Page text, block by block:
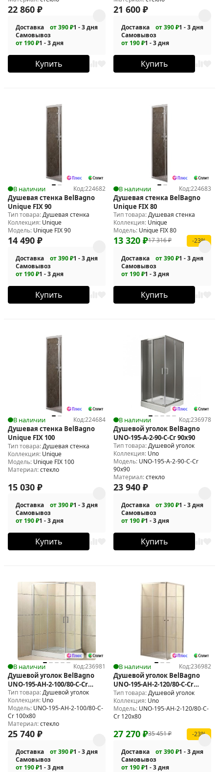
22 860 ₽
Доставка от 390 ₽1 - 3 дня
Самовывоз
от 190 ₽1 - 3 дня
Купить
21 600 ₽
Доставка от 390 ₽1 - 3 дня
Самовывоз
от 190 ₽1 - 3 дня
Купить
В наличии Код:224682
Душевая стенка BelBagno
Unique FIX 90
Тип товара:Душевая стенка
Коллекция: Unique
Модель: Unique FIX 90
14 490 ₽
Доставка от 390 ₽1 - 3 дня
Самовывоз
от 190 ₽1 - 3 дня
Купить
В наличии Код:224683
Душевая стенка BelBagno
Unique FIX 80
Тип товара:Душевая стенка
Коллекция: Unique
Модель: Unique FIX 80
17 316₽
13 320 ₽ -23%
Доставка от 390 ₽1 - 3 дня
Самовывоз
от 190 ₽1 - 3 дня
Купить
В наличии Код:224684
Душевая стенка BelBagno
Unique FIX 100
Тип товара:Душевая стенка
Коллекция: Unique
Модель: Unique FIX 100
Материал:стекло
15 030 ₽
Доставка от 390 ₽1 - 3 дня
Самовывоз
от 190 ₽1 - 3 дня
Купить
В наличии Код:236978
Душевой уголок BelBagno
UNO-195-A-2-90-C-Cr 90x90
Тип товара:Душевой уголок
Коллекция: Uno
Модель: UNO-195-A-2-90-C-Cr
90x90
Материал:стекло
23 940 ₽
Доставка от 390 ₽1 - 3 дня
Самовывоз
от 190 ₽1 - 3 дня
Купить
В наличии Код:236981
Душевой уголок BelBagno
UNO-195-AH-2-100/80-C-Cr
100x80
Тип товара:Душевой уголок
Коллекция: Uno
Модель: UNO-195-AH-2-100/80-C-
Cr 100x80
Материал:стекло
25 740 ₽
Доставка от 390 ₽1 - 3 дня
Самовывоз
от 190 ₽1 - 3 дня
В наличии Код:236982
Душевой уголок BelBagno
UNO-195-AH-2-120/80-C-Cr
120x80
Тип товара:Душевой уголок
Коллекция: Uno
Модель: UNO-195-AH-2-120/80-C-
Cr 120x80
35 451₽
27 270 ₽ -23%
Доставка от 390 ₽1 - 3 дня
Самовывоз
от 190 ₽1 - 3 дня